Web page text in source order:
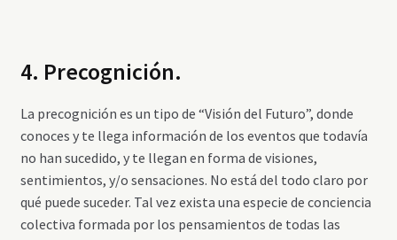
4. Precognición.
La precognición es un tipo de “Visión del Futuro”, donde
conoces y te llega información de los eventos que todavía
no han sucedido, y te llegan en forma de visiones,
sentimientos, y/o sensaciones. No está del todo claro por
qué puede suceder. Tal vez exista una especie de conciencia
colectiva formada por los pensamientos de todas las